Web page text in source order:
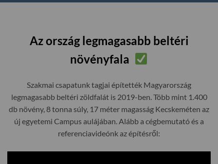
Az ország legmagasabb beltéri
növényfala
Szakmai csapatunk tagjai építették Magyarország
legmagasabb beltéri zöldfalát is 2019-ben. Több mint 1.400
db növény, 8 tonna súly, 17 méter magasság Kecskeméten az
új egyetemi Campus aulájában. Alább a cégbemutató és a
referenciavideónk az építésről: